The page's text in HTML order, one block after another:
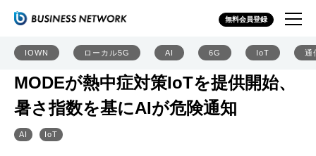
無料会員登録
IOWN ローカル5G AI 6G IoT 通
MODEが熱中症対策IoTを提供開始、
暑さ指数を基にAIが危険通知
AI IoT